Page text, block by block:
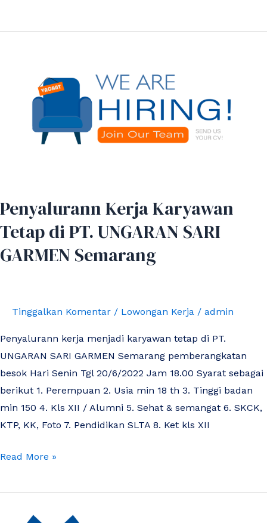
Penyalurann Kerja Karyawan
Tetap di PT. UNGARAN SARI
GARMEN Semarang
Tinggalkan Komentar / Lowongan Kerja / admin
Penyalurann kerja menjadi karyawan tetap di PT.
UNGARAN SARI GARMEN Semarang pemberangkatan
besok Hari Senin Tgl 20/6/2022 Jam 18.00 Syarat sebagai
berikut 1. Perempuan 2. Usia min 18 th 3. Tinggi badan
min 150 4. Kls XII / Alumni 5. Sehat & semangat 6. SKCK,
KTP, KK, Foto 7. Pendidikan SLTA 8. Ket kls XII
UNGARAN
Read More »